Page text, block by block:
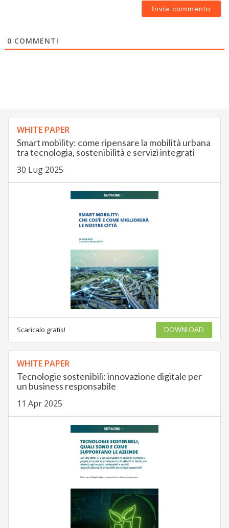
0 COMMENTI
WHITE PAPER
Smart mobility: come ripensare la mobilità urbana
tra tecnologia, sostenibilità e servizi integrati
30 Lug 2025
Scaricalo gratis! DOWNLOAD
WHITE PAPER
Tecnologie sostenibili: innovazione digitale per
un business responsabile
11 Apr 2025